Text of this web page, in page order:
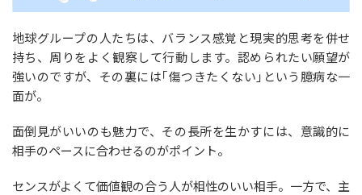
地球グループの人たちは、バランス感覚と現実的思考を併せ
持ち、周りをよく観察して行動します。認められたい願望が
強いのですが、その裏には｢傷つきたくない｣という臆病な一
面が。
面倒見がいいのも魅力で、その長所を生かすには、意識的に
相手のペースに合わせるのがポイント。
センスがよくて価値観の合う人が相性のいい相手。一方で、主